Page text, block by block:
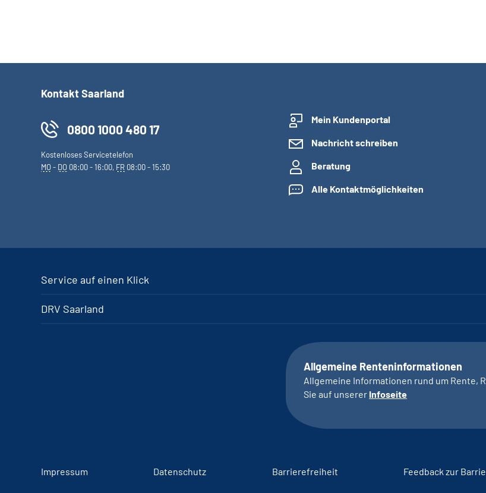
Kontakt Saarland
0800 1000 480 17
Kostenloses Servicetelefon
MO- DO 08:00 - 16:00, FR 08:00 - 15:30
Mein Kundenportal
Nachricht schreiben
Beratung
Alle Kontaktmöglichkeiten
Service auf einen Klick
DRV Saarland
Allgemeine Renteninformationen
Allgemeine Informationen rund um Rente,
Sie auf unserer Infoseite
Impressum Datenschutz Barrierefreiheit Feedback zur